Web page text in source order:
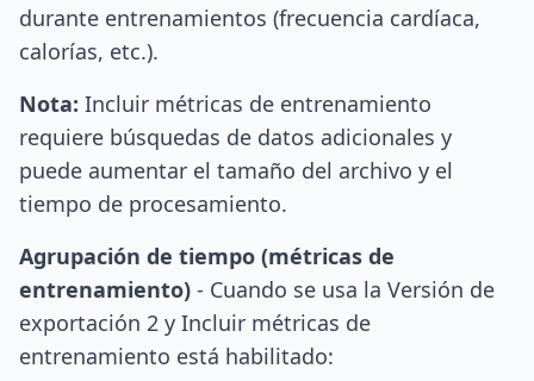
durante entrenamientos (frecuencia cardíaca,
calorías, etc.).
Nota: Incluir métricas de entrenamiento
requiere búsquedas de datos adicionales y
puede aumentar el tamaño del archivo y el
tiempo de procesamiento.
Agrupación de tiempo (métricas de
entrenamiento) - Cuando se usa la Versión de
exportación 2 y Incluir métricas de
entrenamiento está habilitado: